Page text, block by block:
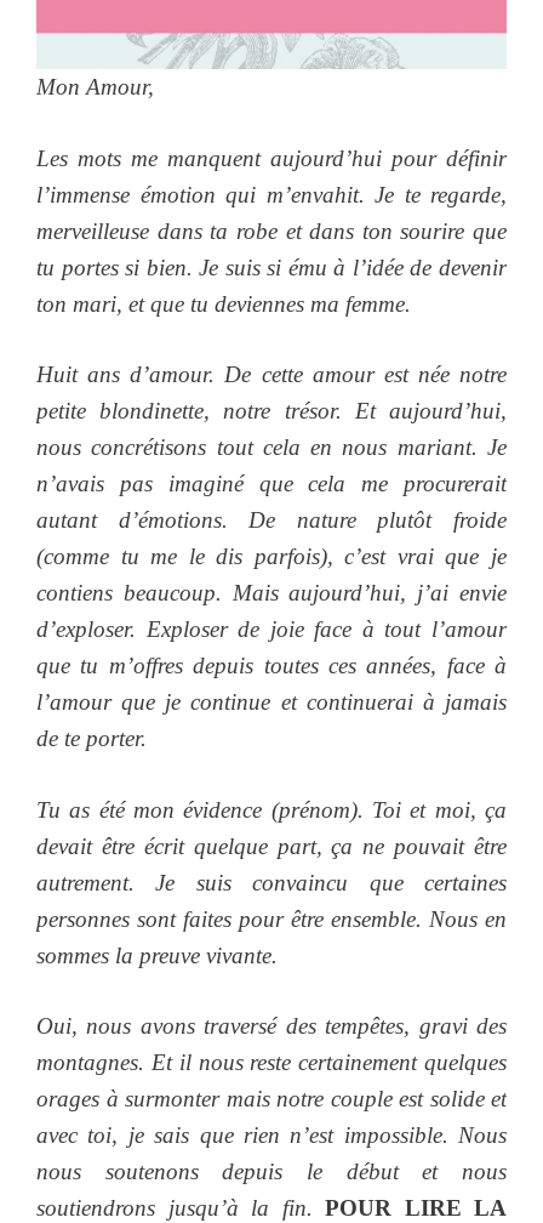
Mon Amour,
Les mots me manquent aujourd’hui pour définir
l’immense émotion qui m’envahit. Je te regarde,
merveilleuse dans ta robe et dans ton sourire que
tu portes si bien. Je suis si ému à l’idée de devenir
ton mari, et que tu deviennes ma femme.
Huit ans d’amour. De cette amour est née notre
petite blondinette, notre trésor. Et aujourd’hui,
nous concrétisons tout cela en nous mariant. Je
n’avais pas imaginé que cela me procurerait
autant d’émotions. De nature plutôt froide
(comme tu me le dis parfois), c’est vrai que je
contiens beaucoup. Mais aujourd’hui, j’ai envie
d’exploser. Exploser de joie face à tout l’amour
que tu m’offres depuis toutes ces années, face à
l’amour que je continue et continuerai à jamais
de te porter.
Tu as été mon évidence (prénom). Toi et moi, ça
devait être écrit quelque part, ça ne pouvait être
autrement. Je suis convaincu que certaines
personnes sont faites pour être ensemble. Nous en
sommes la preuve vivante.
Oui, nous avons traversé des tempêtes, gravi des
montagnes. Et il nous reste certainement quelques
orages à surmonter mais notre couple est solide et
avec toi, je sais que rien n’est impossible. Nous
nous soutenons depuis le début et nous
soutiendrons jusqu’à la fin. POUR LIRE LA